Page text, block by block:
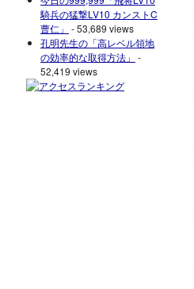
騎兵の猛撃LV10 カンストC
曹仁」 - 53,689 views
孔明先生の「高レベル領地
の効率的な取得方法」 -
52,419 views